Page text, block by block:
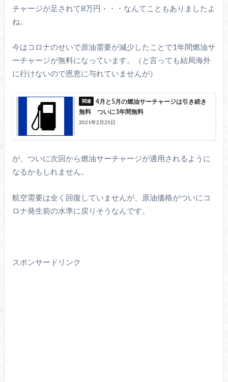
チャージが足されて8万円・・・なんてこともありましたよ
ね。
今はコロナのせいで原油需要が減少したことで1年間燃油サ
ーチャージが無料になっています。（と言っても結局海外
に行けないので恩恵に与れていませんが）
4月と5月の燃油サーチャージは引き続き
無料 ついに1年間無料
2021年2月25日
が、ついに次回から燃油サーチャージが適用されるように
なるかもしれません。
航空需要は全く回復していませんが、原油価格がついにコ
ロナ発生前の水準に戻りそうなんです。
スポンサードリンク